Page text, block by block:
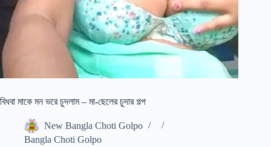
বিধবা মাকে মন ভরে চুদলাম – মা-ছেলের চুদার গল্প
New Bangla Choti Golpo
Bangla Choti Golpo